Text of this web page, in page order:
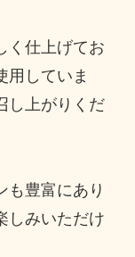
く仕上げてお
用していま
し上がりくだ
も豊富にあり
しみいただけ